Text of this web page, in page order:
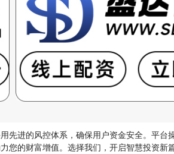
先进的风控体系，确保用户资金安全。平台
您的财富增值。选择我们，开启智慧投资新